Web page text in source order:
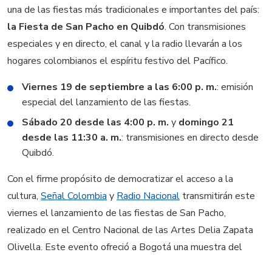
una de las fiestas más tradicionales e importantes del país:
la Fiesta de San Pacho en Quibdó. Con transmisiones
especiales y en directo, el canal y la radio llevarán a los
hogares colombianos el espíritu festivo del Pacífico.
Viernes 19 de septiembre a las 6:00 p. m.: emisión
especial del lanzamiento de las fiestas.
Sábado 20 desde las 4:00 p. m. y domingo 21
desde las 11:30 a. m.: transmisiones en directo desde
Quibdó.
Con el firme propósito de democratizar el acceso a la
cultura, Señal Colombia y Radio Nacional transmitirán este
viernes el lanzamiento de las fiestas de San Pacho,
realizado en el Centro Nacional de las Artes Delia Zapata
Olivella. Este evento ofreció a Bogotá una muestra del